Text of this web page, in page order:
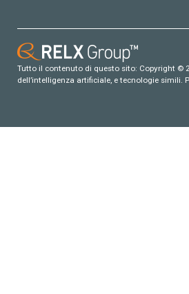
Tutto il contenuto di questo sito: Copyright ©
dell’intelligenza artificiale, e tecnologie simili.